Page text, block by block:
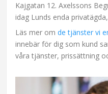
Kajgatan 12. Axelssons
idag Lunds enda
Läs mer omde tjänster vi
innebär för dig som kund
våra tjänster, prissättning